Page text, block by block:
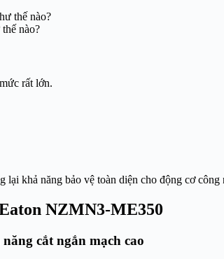
nào?
rất lớn.
khả năng bảo vệ toàn diện cho động cơ công
NZMN3-ME350
cắt ngắn mạch cao